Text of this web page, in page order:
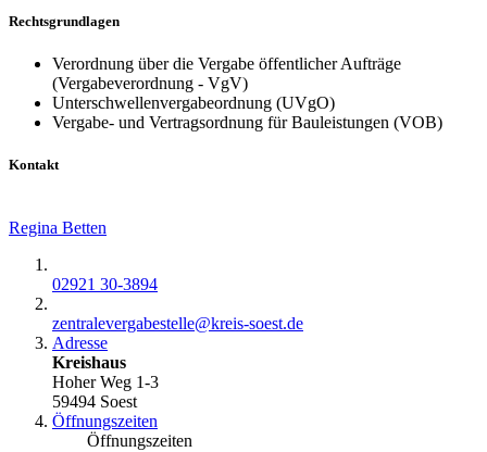
Rechtsgrundlagen
Verordnung über die Vergabe öffentlicher Aufträge
(Vergabeverordnung - VgV)
Unterschwellenvergabeordnung (UVgO)
Vergabe- und Vertragsordnung für Bauleistungen (VOB)
Kontakt
Regina Betten
02921 30-3894
zentralevergabestelle@​kreis-soest.de
Adresse
Kreishaus
Hoher Weg 1-3
59494 Soest
Öffnungszeiten
Öffnungszeiten